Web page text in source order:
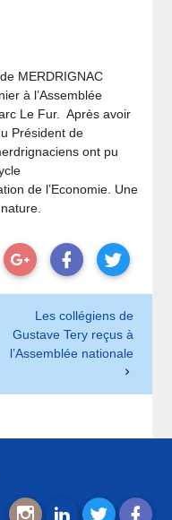
MERDRIGNAC
à l’Assemblée
Le Fur. Après avoir
Président de
ont pu
de l’Economie. Une
Les collégiens de
Gustave Tery reçus à
l’Assemblée nationale